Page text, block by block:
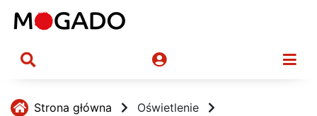
Strona główna
Oświetlenie